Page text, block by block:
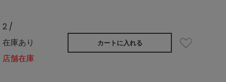
2 /
在庫あり
店舗在庫
カートに入れる